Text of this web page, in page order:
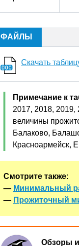
ФАЙЛЫ
Скачать
Примечание к
2017, 2018, 2019,
величины
Балаково,
Красноармейск,
Смотрите также:
— Минимальный
— Прожиточный
Обзоры